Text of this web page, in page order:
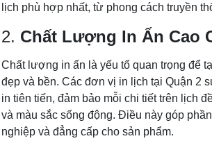
lịch phù hợp nhất, từ phong cách truyền
2. Chất Lượng In Ấn Cao
Chất lượng in ấn là yếu tố quan trọng để
đẹp và bền. Các đơn vị in lịch tại Quận 2
in tiên tiến, đảm bảo mỗi chi tiết trên lịch
và màu sắc sống động. Điều này góp
nghiệp và đẳng cấp cho sản phẩm.